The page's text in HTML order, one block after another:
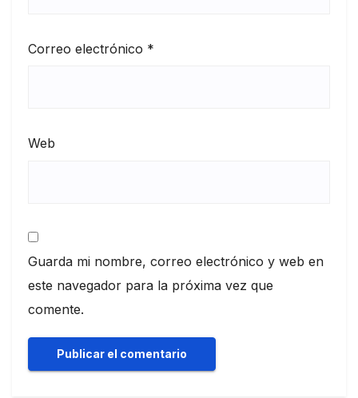
Correo electrónico *
Web
Guarda mi nombre, correo electrónico y web en
este navegador para la próxima vez que
comente.